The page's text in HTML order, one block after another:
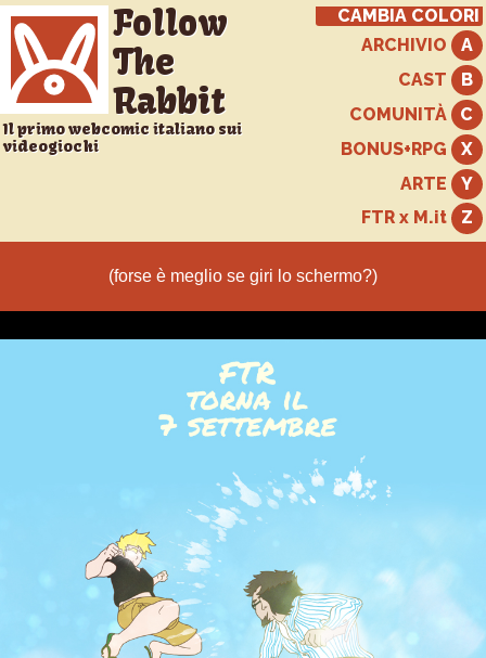
Follow
The
Rabbit
Il primo webcomic italiano sui
videogiochi
CAMBIA COLORI
ARCHIVIO
CAST
COMUNITÀ
BONUS+RPG
ARTE
FTR x M.it